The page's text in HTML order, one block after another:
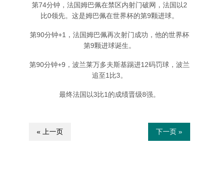
第74分钟，法国姆巴佩在禁区内射门破网，法国以2
比0领先。这是姆巴佩在世界杯的第9颗进球。
第90分钟+1，法国姆巴佩再次射门成功，他的世界杯
第9颗进球诞生。
第90分钟+9，波兰莱万多夫斯基踢进12码罚球，波兰
追至1比3。
最终法国以3比1的成绩晋级8强。
« 上一页 下一页 »